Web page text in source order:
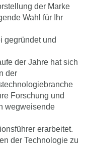
der Marke
Wahl für Ihr
gegründet und
der Jahre hat sich
der
Forschung und
wegweisende
erarbeitet.
der Technologie zu